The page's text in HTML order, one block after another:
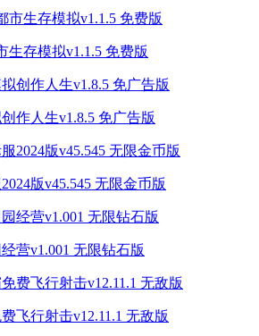
生存模拟v1.1.5 免费版
作人生v1.8.5 免广告版
版v45.545 无限金币版
营v1.001 无限钻石版
飞行射击v12.11.1 无敌版